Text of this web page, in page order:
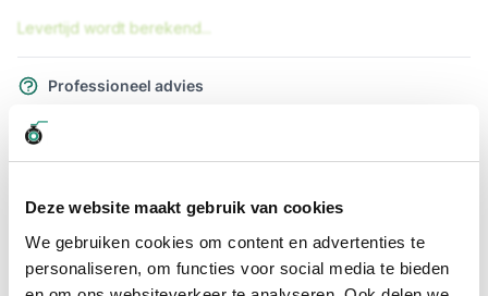
Deze website maakt gebruik van cookies
We gebruiken cookies om content en advertenties te
personaliseren, om functies voor social media te bieden
Levertijd wordt berekend...
Professioneel advies
Snel naar
Meer informatie